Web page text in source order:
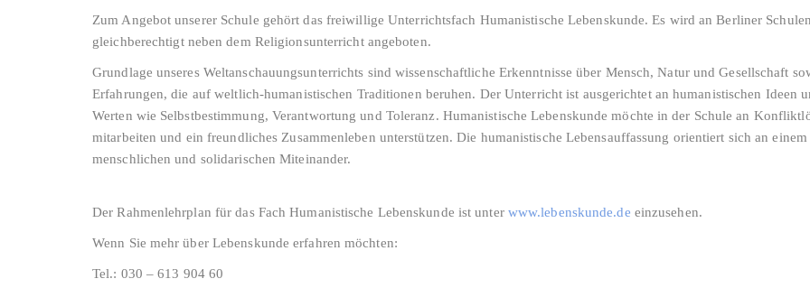
Zum Angebot unserer Schule gehört das freiwillige Unterrichtsfach Humanistische Lebenskunde. Es wird an Berliner Schulen
gleichberechtigt neben dem Religionsunterricht angeboten.
Grundlage unseres Weltanschauungsunterrichts sind wissenschaftliche Erkenntnisse über Mensch, Natur und Gesellschaft
Erfahrungen, die auf weltlich-humanistischen Traditionen beruhen. Der Unterricht ist ausgerichtet an humanistischen Ideen
Werten wie Selbstbestimmung, Verantwortung und Toleranz. Humanistische Lebenskunde möchte in der Schule an
mitarbeiten und ein freundliches Zusammenleben unterstützen. Die humanistische Lebensauffassung orientiert sich an einem
menschlichen und solidarischen Miteinander.
Der Rahmenlehrplan für das Fach Humanistische Lebenskunde ist unter www.lebenskunde.de einzusehen.
Wenn Sie mehr über Lebenskunde erfahren möchten:
Tel.: 030 – 613 904 60